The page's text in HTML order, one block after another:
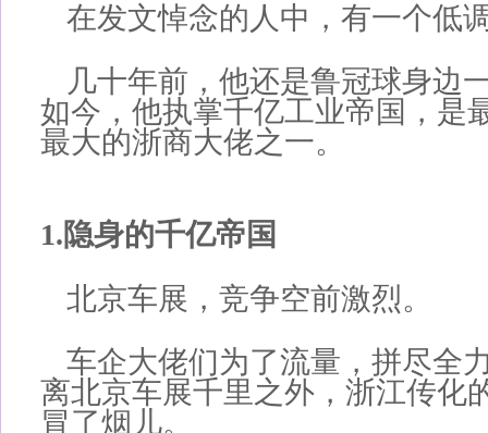
在发文悼念的人中，有一个低
几十年前，他还是鲁冠球身边
如今，他执掌千亿工业帝国，是
最大的浙商大佬之一。
1.隐身的千亿帝国
北京车展，竞争空前激烈。
车企大佬们为了流量，拼尽全
离北京车展千里之外，浙江传化
冒了烟儿。